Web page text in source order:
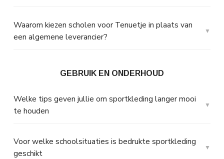
Waarom kiezen scholen voor Tenuetje in plaats van
een algemene leverancier?
GEBRUIK EN ONDERHOUD
Welke tips geven jullie om sportkleding langer mooi
te houden
Voor welke schoolsituaties is bedrukte sportkleding
geschikt